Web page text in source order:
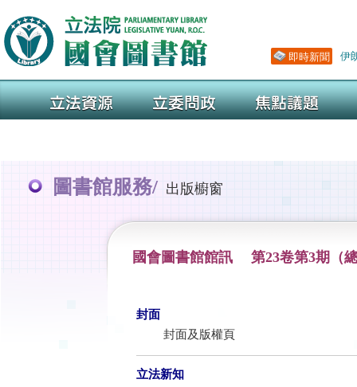
圖書館服務/ 出版櫥窗
國會圖書館館訊 第23卷第3期（
封面
封面及版權頁
立法新知